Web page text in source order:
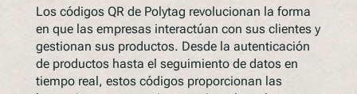
Los códigos QR de Polytag revolucionan la forma
en que las empresas interactúan con sus clientes y
gestionan sus productos. Desde la autenticación
de productos hasta el seguimiento de datos en
tiempo real, estos códigos proporcionan las